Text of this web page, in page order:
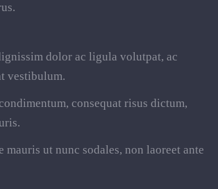
dolor ac ligula volutpat, ac
vestibulum.
consequat risus dictum,
mauris ut nunc sodales, non laoreet ante